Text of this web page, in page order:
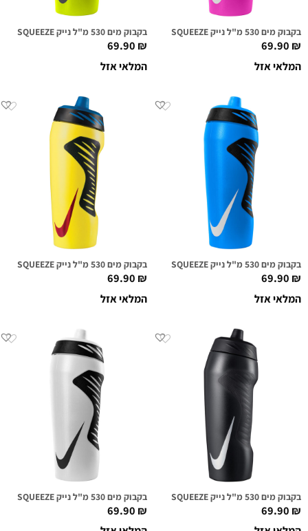
בקבוק מים 530 מ"ל נייק NIKE HYPERFUEL SQUEEZE ורוד מסטיק/לבן
69.90₪
המלאי אזל
בקבוק מים 530 מ"ל נייק NIKE HYPERFUEL SQUEEZE ירוק וולט/שחור
69.90₪
המלאי אזל
בקבוק מים 530 מ"ל נייק NIKE HYPERFUEL SQUEEZE כחול/לבן
69.90₪
המלאי אזל
בקבוק מים 530 מ"ל נייק NIKE HYPERFUEL SQUEEZE צהוב/כחול/אדום מטאלי
69.90₪
המלאי אזל
בקבוק מים 530 מ"ל נייק NIKE HYPERFUEL SQUEEZE שחור/לבן
69.90₪
בקבוק מים 530 מ"ל נייק NIKE HYPERFUEL SQUEEZE שקוף/שחור
69.90₪